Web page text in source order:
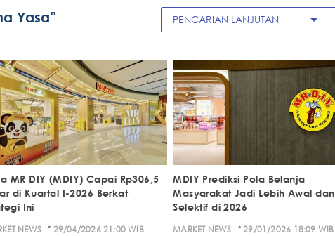
Yasa" PENCARIAN LANJUTAN arrow_drop_down
MR DIY (MDIY) Capai Rp306,5
di Kuartal I-2026 Berkat
Ini
NEWS · 29/04/2026 21:00 WIB
MDIY Prediksi Pola Belanja
Masyarakat Jadi Lebih Awal dan
Selektif di 2026
MARKET NEWS · 29/01/2026 18:09 WIB